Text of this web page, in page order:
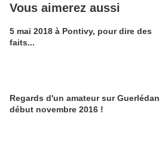
Vous aimerez aussi
5 mai 2018 à Pontivy, pour dire des
faits...
Regards d'un amateur sur Guerlédan
début novembre 2016 !